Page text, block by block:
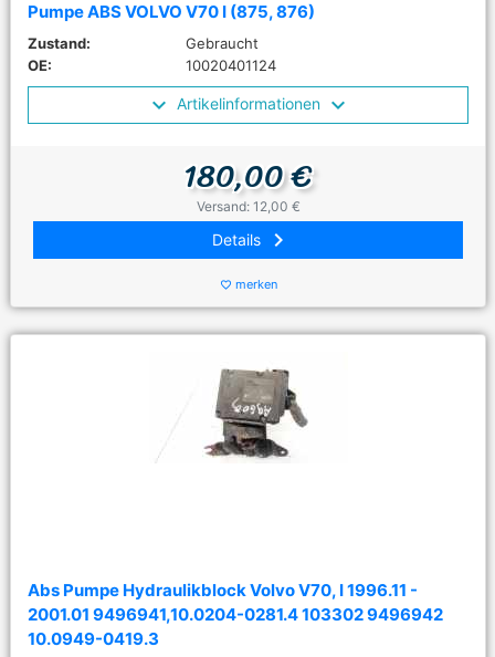
Pumpe ABS VOLVO V70 I (875, 876)
Zustand:
Gebraucht
OE:
10020401124
Artikelinformationen
180,00 €
Versand: 12,00 €
Details keyboard_arrow_right
favorite_border merken
Abs Pumpe Hydraulikblock Volvo V70, I 1996.11 -
2001.01 9496941,10.0204-0281.4 103302 9496942
10.0949-0419.3